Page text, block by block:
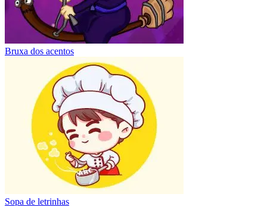
Bruxa dos acentos
Sopa de letrinhas